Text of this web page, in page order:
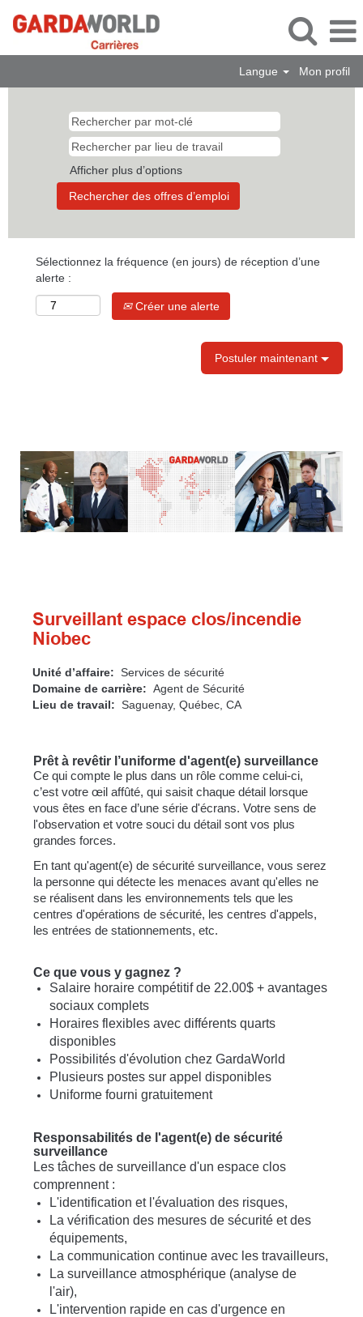
Langue Mon profil
Afficher plus d’options
Sélectionnez la fréquence (en jours) de réception d’une
alerte :
Créer une alerte
Postuler maintenant
Surveillant espace clos/incendie
Niobec
Unité d’affaire: Services de sécurité
Domaine de carrière: Agent de Sécurité
Lieu de travail: Saguenay, Québec, CA
Prêt à revêtir l’uniforme d'agent(e) surveillance
Ce qui compte le plus dans un rôle comme celui-ci,
c’est votre œil affûté, qui saisit chaque détail lorsque
vous êtes en face d’une série d'écrans. Votre sens de
l'observation et votre souci du détail sont vos plus
grandes forces.
En tant qu'agent(e) de sécurité surveillance, vous serez
la personne qui détecte les menaces avant qu'elles ne
se réalisent dans les environnements tels que les
centres d'opérations de sécurité, les centres d'appels,
les entrées de stationnements, etc.
Ce que vous y gagnez ?
Salaire horaire compétitif de 22.00$ + avantages
sociaux complets
Horaires flexibles avec différents quarts
disponibles
Possibilités d'évolution chez GardaWorld
Plusieurs postes sur appel disponibles
Uniforme fourni gratuitement
Responsabilités de l'agent(e) de sécurité
surveillance
Les tâches de surveillance d'un espace clos
comprennent :
L'identification et l'évaluation des risques,
La vérification des mesures de sécurité et des
équipements,
La communication continue avec les travailleurs,
La surveillance atmosphérique (analyse de
l'air),
L'intervention rapide en cas d'urgence en